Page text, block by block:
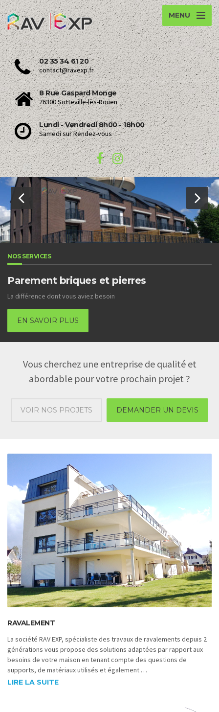
MENU
02 35 34 61 20
contact@ravexp.fr
8 Rue Gaspard Monge
76300 Sotteville-lès-Rouen
Lundi - Vendredi 8h00 - 18h00
Samedi sur Rendez-vous
NOS SERVICES
Parement briques et pierres
La différence dont vous aviez besoin
EN SAVOIR PLUS
Vous cherchez une entreprise de qualité et
abordable pour votre prochain projet ?
VOIR NOS PROJETS DEMANDER UN DEVIS
RAVALEMENT
La société RAV EXP, spécialiste des travaux de ravalements depuis 2
générations vous propose des solutions adaptées par rapport aux
besoins de votre maison en tenant compte des questions de
supports, de matériaux utilisés et également …
LIRE LA SUITE